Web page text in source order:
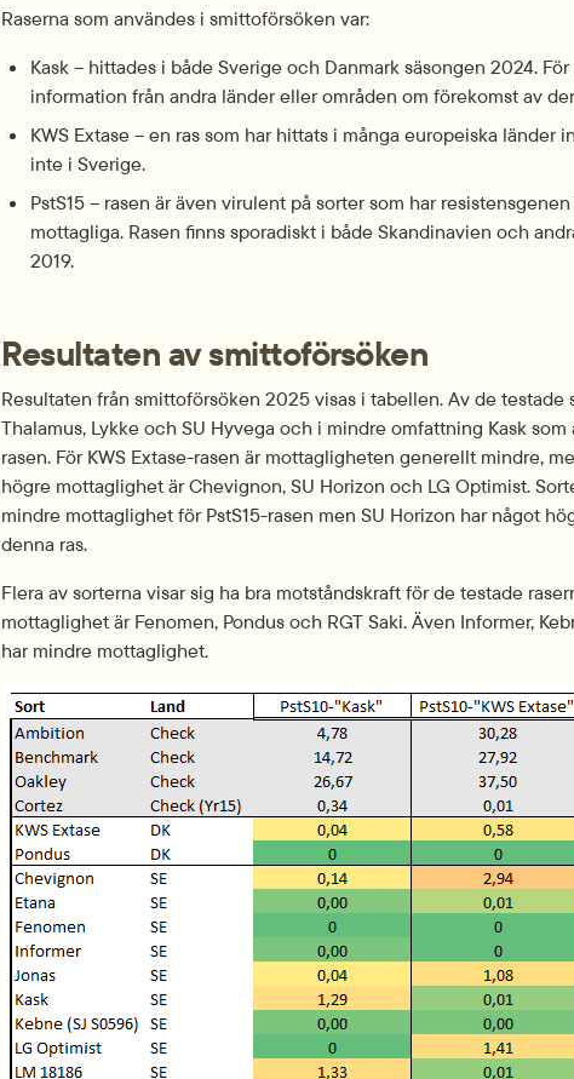
Raserna som användes i smittoförsöken var:
Kask – hittades i både Sverige och Danmark säsongen 2024.
information från andra länder eller områden om förekomst av
KWS Extase – en ras som har hittats i många europeiska länder
inte i Sverige.
PstS15 – rasen är även virulent på sorter som har
mottagliga. Rasen finns sporadiskt i både Skandinavien och
2019.
Resultaten av smittoförsöken
Resultaten från smittoförsöken 2025 visas i tabellen. Av de testade
Thalamus, Lykke och SU Hyvega och i mindre omfattning Kask
rasen. För KWS Extase-rasen är mottagligheten generellt mindre,
högre mottaglighet är Chevignon, SU Horizon och LG Optimist.
mindre mottaglighet för PstS15-rasen men SU Horizon har något
denna ras.
Flera av sorterna visar sig ha bra motståndskraft för de testade
mottaglighet är Fenomen, Pondus och RGT Saki. Även Informer,
har mindre mottaglighet.